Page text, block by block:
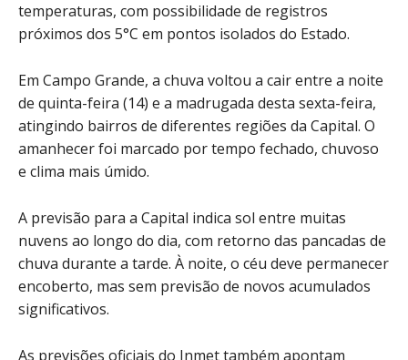
temperaturas, com possibilidade de registros
próximos dos 5°C em pontos isolados do Estado.
Em Campo Grande, a chuva voltou a cair entre a noite
de quinta-feira (14) e a madrugada desta sexta-feira,
atingindo bairros de diferentes regiões da Capital. O
amanhecer foi marcado por tempo fechado, chuvoso
e clima mais úmido.
A previsão para a Capital indica sol entre muitas
nuvens ao longo do dia, com retorno das pancadas de
chuva durante a tarde. À noite, o céu deve permanecer
encoberto, mas sem previsão de novos acumulados
significativos.
As previsões oficiais do Inmet também apontam